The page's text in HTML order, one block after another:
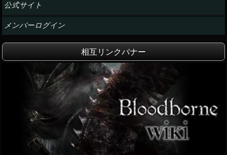
公式サイト
メンバーログイン
相互リンクバナー